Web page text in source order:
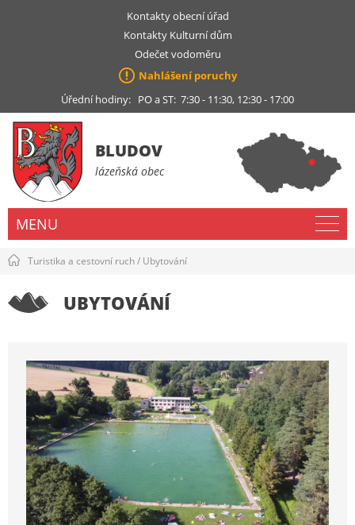
Kontakty obecní úřad
Kontakty Kulturní dům
Odečet vodoměru
Nahlášení poruchy
Úřední hodiny: PO a ST: 7:30 - 11:30, 12:30 - 17:00
BLUDOV
lázeňská obec
MENU
Turistika a cestovní ruch/ Ubytování
UBYTOVÁNÍ